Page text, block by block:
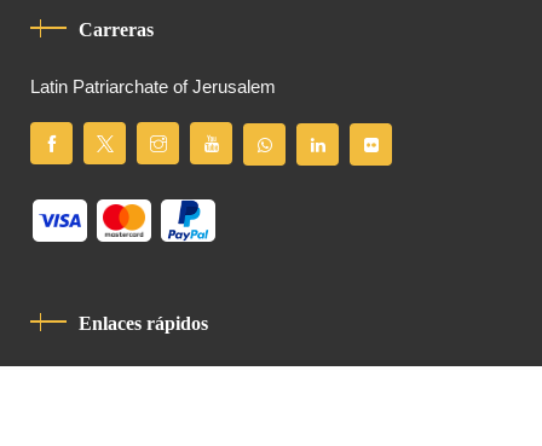
Carreras
Latin Patriarchate of Jerusalem
Enlaces rápidos